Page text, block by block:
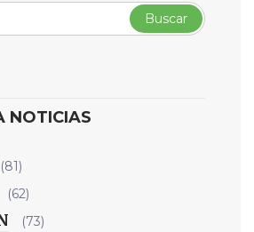
NOTICIAS
(81)
(62)
(73)